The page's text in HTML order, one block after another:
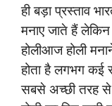
ही बड़ा प्रस्ताव
मनाए जाते हैं
होलीआज होली
होता है लगभग कई
सबसे अच्छी तरह से